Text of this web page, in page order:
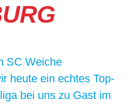
SC Weiche
heute ein echtes Top-
bei uns zu Gast im